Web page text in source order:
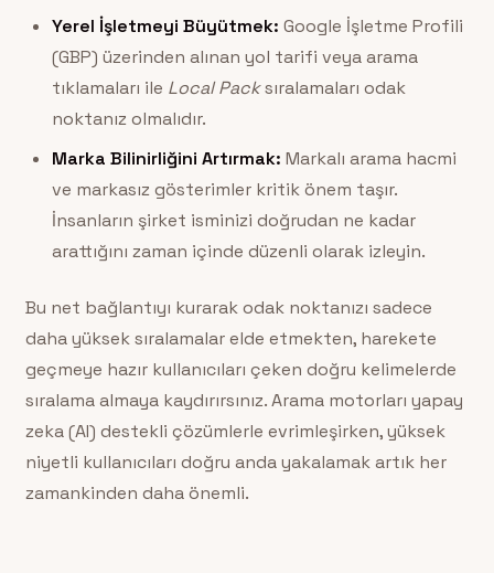
Yerel İşletmeyi Büyütmek: Google İşletme Profili
(GBP) üzerinden alınan yol tarifi veya arama
tıklamaları ile Local Packsıralamaları odak
noktanız olmalıdır.
Marka Bilinirliğini Artırmak: Markalı arama hacmi
ve markasız gösterimler kritik önem taşır.
İnsanların şirket isminizi doğrudan ne kadar
arattığını zaman içinde düzenli olarak izleyin.
Bu net bağlantıyı kurarak odak noktanızı sadece
daha yüksek sıralamalar elde etmekten, harekete
geçmeye hazır kullanıcıları çeken doğru kelimelerde
sıralama almaya kaydırırsınız. Arama motorları yapay
zeka (AI) destekli çözümlerle evrimleşirken, yüksek
niyetli kullanıcıları doğru anda yakalamak artık her
zamankinden daha önemli.